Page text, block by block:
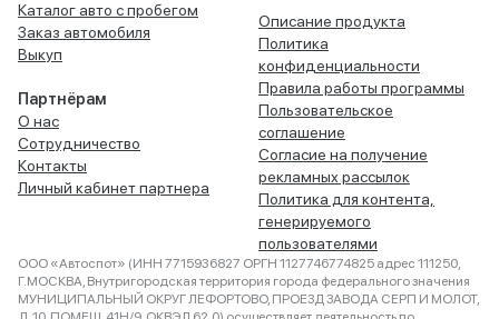
Каталог авто с пробегом
Заказ автомобиля
Выкуп
Партнёрам
О нас
Сотрудничество
Контакты
Личный кабинет партнера
Описание продукта
Политика
конфиденциальности
Правила работы программы
Пользовательское
соглашение
Согласие на получение
рекламных рассылок
Политика для контента,
генерируемого
пользователями
ООО «Автоспот» (ИНН 7715936827 ОРГН 1127746774825 адрес 111250,
Г.МОСКВА, Внутригородская территория города федерального значения
МУНИЦИПАЛЬНЫЙ ОКРУГ ЛЕФОРТОВО, ПРОЕЗД ЗАВОДА СЕРП И МОЛОТ,